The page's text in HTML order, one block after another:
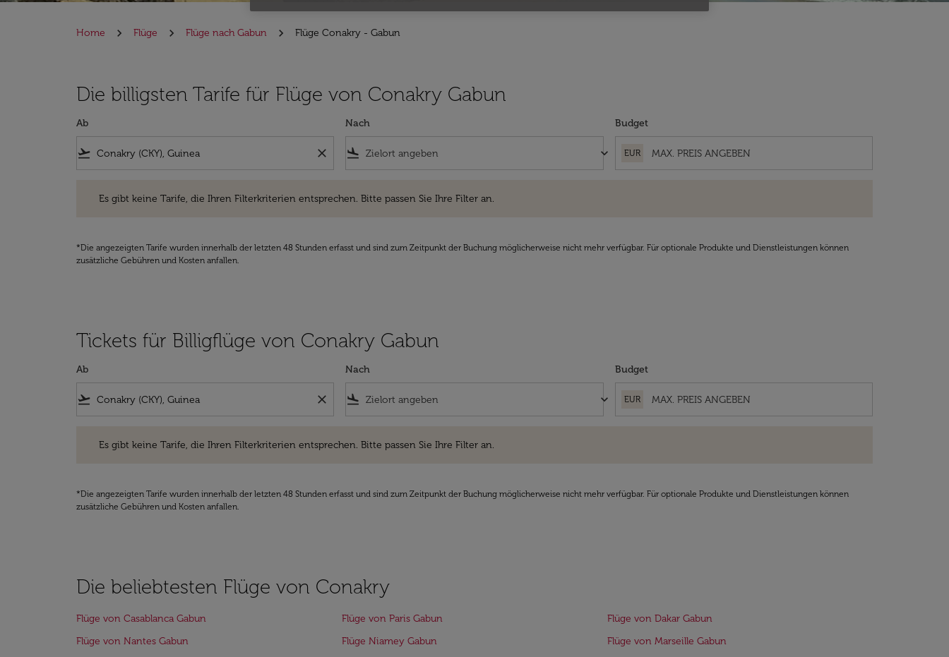
Home Flüge Flüge nach Gabun Flüge Conakry - Gabun
Die billigsten Tarife für Flüge von Conakry Gabun
Ab
flight_takeoff close
Nach
flight_land keyboard_arrow_down
Budget
EUR
Es gibt keine Tarife, die Ihren Filterkriterien entsprechen. Bitte passen Sie Ihre Filter an.
*Die angezeigten Tarife wurden innerhalb der letzten 48 Stunden erfasst und sind zum Zeitpunkt der Buchung möglicherweise nicht mehr verfügbar. Für optionale Produkte und Dienstleistungen können
zusätzliche Gebühren und Kosten anfallen.
Tickets für Billigflüge von Conakry Gabun
Ab
flight_takeoff close
Nach
flight_land keyboard_arrow_down
Budget
EUR
Es gibt keine Tarife, die Ihren Filterkriterien entsprechen. Bitte passen Sie Ihre Filter an.
*Die angezeigten Tarife wurden innerhalb der letzten 48 Stunden erfasst und sind zum Zeitpunkt der Buchung möglicherweise nicht mehr verfügbar. Für optionale Produkte und Dienstleistungen können
zusätzliche Gebühren und Kosten anfallen.
Die beliebtesten Flüge von Conakry
Flüge von Casablanca Gabun Flüge von Paris Gabun
Flüge von Dakar Gabun
Flüge von Nantes Gabun
Flüge Niamey Gabun
Flüge von Marseille Gabun